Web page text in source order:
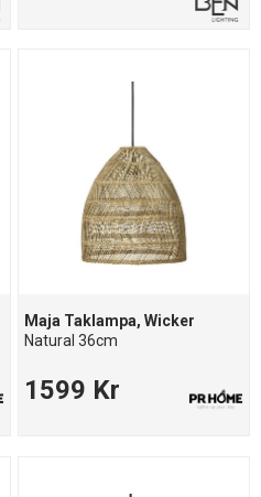
Maja Taklampa, Wicker
Natural 36cm
1599 Kr